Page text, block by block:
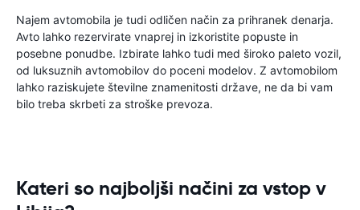
Najem avtomobila je tudi odličen način za prihranek denarja.
Avto lahko rezervirate vnaprej in izkoristite popuste in
posebne ponudbe. Izbirate lahko tudi med široko paleto vozil,
od luksuznih avtomobilov do poceni modelov. Z avtomobilom
lahko raziskujete številne znamenitosti države, ne da bi vam
bilo treba skrbeti za stroške prevoza.
Kateri so najboljši načini za vstop v